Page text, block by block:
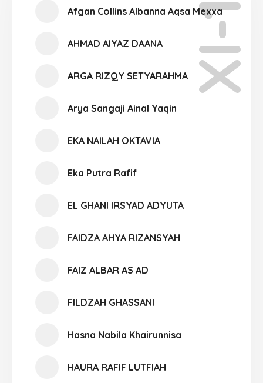
XI-10
Afgan Collins Albanna Aqsa Mexxa
AHMAD AIYAZ DAANA
ARGA RIZQY SETYARAHMA
Arya Sangaji Ainal Yaqin
EKA NAILAH OKTAVIA
Eka Putra Rafif
EL GHANI IRSYAD ADYUTA
FAIDZA AHYA RIZANSYAH
FAIZ ALBAR AS AD
FILDZAH GHASSANI
Hasna Nabila Khairunnisa
HAURA RAFIF LUTFIAH